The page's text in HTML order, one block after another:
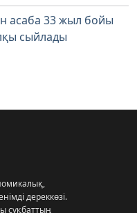
асаба 33 жыл бойы
сыйлады
дереккөзі.
сұқбаттың